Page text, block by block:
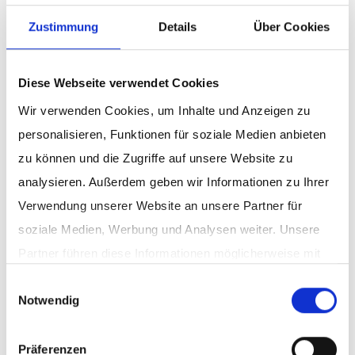
Zustimmung Details Über Cookies
Diese Webseite verwendet Cookies
Wir verwenden Cookies, um Inhalte und Anzeigen zu
personalisieren, Funktionen für soziale Medien anbieten
zu können und die Zugriffe auf unsere Website zu
analysieren. Außerdem geben wir Informationen zu Ihrer
Verwendung unserer Website an unsere Partner für
soziale Medien, Werbung und Analysen weiter. Unsere
haben oder die sie im Rahmen Ihrer Nutzung der Dienste
Notwendig
Präferenzen
Expertenvorträge OFF 26
Mit den Videos zu den Expertenvorträgen vom OFF 26
nachträglich noch einmal nachverfolgen. Sollten dir die